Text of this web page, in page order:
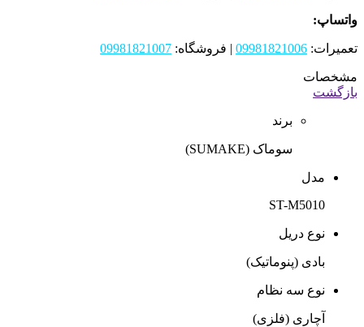
واتساپ:
تعمیرات: 09981821006 | فروشگاه: 09981821007
مشخصات
بازگشت
برند
سوماک (SUMAKE)
مدل
ST-M5010
نوع دریل
بادی (پنوماتیک)
نوع سه نظام
آچاری (فلزی)